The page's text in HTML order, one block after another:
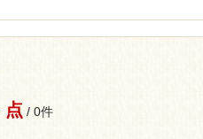
点 / 0件